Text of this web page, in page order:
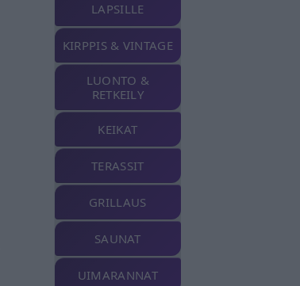
LAPSILLE
KIRPPIS & VINTAGE
LUONTO &
RETKEILY
KEIKAT
TERASSIT
GRILLAUS
SAUNAT
UIMARANNAT